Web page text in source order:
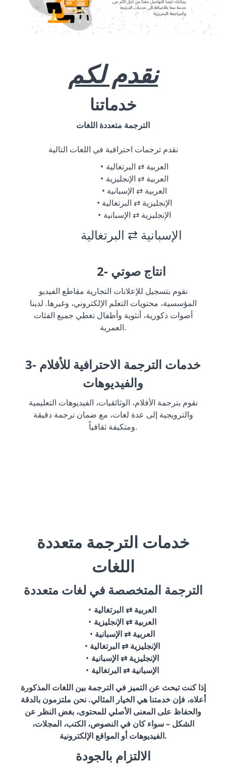
نقدم لكم
خدماتنا
الترجمة متعددة اللغات
نقدم ترجمات احترافية في اللغات التالية
العربية ⇄ البرتغالية
العربية ⇄ الإنجليزية
العربية ⇄ الإسبانية
الإنجليزية ⇄ البرتغالية
الإنجليزية ⇄ الإسبانية
الإسبانية ⇄ البرتغالية
2- انتاج صوتي
نقوم بتسجيل للإعلانات التجارية مقاطع الفيديو
المؤسسية، محتويات التعلم الإلكتروني، وغيرها. لدينا
أصوات ذكورية، أنثوية وأطفال تغطي جميع الفئات
العمرية.
3- خدمات الترجمة الاحترافية للأفلام
والفيديوهات
نقوم بترجمة الأفلام، الوثائقيات، الفيديوهات التعليمية
والترويجية إلى عدة لغات، مع ضمان ترجمة دقيقة
ومتكيفة ثقافياً.
خدمات الترجمة متعددة
اللغات
الترجمة المتخصصة في لغات متعددة
العربية ⇄ البرتغالية
العربية ⇄ الإنجليزية
العربية ⇄ الإسبانية
الإنجليزية ⇄ البرتغالية
الإنجليزية ⇄ الإسبانية
الإسبانية ⇄ البرتغالية
إذا كنت تبحث عن التميز في الترجمة بين اللغات المذكورة
أعلاه، فإن خدمتنا هي الخيار المثالي. نحن ملتزمون بالدقة
والحفاظ على المعنى الأصلي للمحتوى، بغض النظر عن
الشكل – سواء كان في النصوص، الكتب، المجلات،
الفيديوهات أو المواقع الإلكترونية.
الالتزام بالجودة